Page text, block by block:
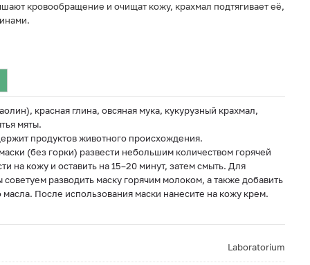
кровообращение и очищат кожу, крахмал подтягивает её,
красная глина, овсяная мука, кукурузный крахмал,
мяты.
продуктов животного происхождения.
(без горки) развести небольшим количеством горячей
на кожу и оставить на 15–20 минут, затем смыть. Для
разводить маску горячим молоком, а также добавить
масла. После использования маски нанесите на кожу крем.
Laboratorium